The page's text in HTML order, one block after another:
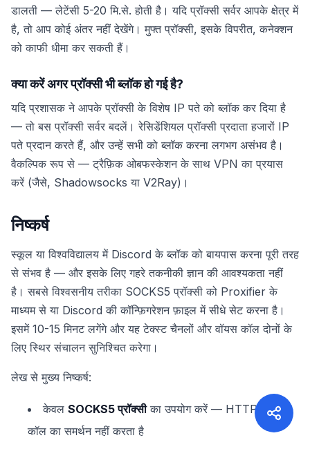
डालती — लेटेंसी 5-20 मि.से. होती है। यदि प्रॉक्सी सर्वर आपके क्षेत्र में
है, तो आप कोई अंतर नहीं देखेंगे। मुफ्त प्रॉक्सी, इसके विपरीत, कनेक्शन
को काफी धीमा कर सकती हैं।
क्या करें अगर प्रॉक्सी भी ब्लॉक हो गई है?
यदि प्रशासक ने आपके प्रॉक्सी के विशेष IP पते को ब्लॉक कर दिया है
— तो बस प्रॉक्सी सर्वर बदलें। रेसिडेंशियल प्रॉक्सी प्रदाता हजारों IP
पते प्रदान करते हैं, और उन्हें सभी को ब्लॉक करना लगभग असंभव है।
वैकल्पिक रूप से — ट्रैफ़िक ओबफस्केशन के साथ VPN का प्रयास
करें (जैसे, Shadowsocks या V2Ray)।
निष्कर्ष
स्कूल या विश्वविद्यालय में Discord के ब्लॉक को बायपास करना पूरी तरह
से संभव है — और इसके लिए गहरे तकनीकी ज्ञान की आवश्यकता नहीं
है। सबसे विश्वसनीय तरीका SOCKS5 प्रॉक्सी को Proxifier के
माध्यम से या Discord की कॉन्फ़िगरेशन फ़ाइल में सीधे सेट करना है।
इसमें 10-15 मिनट लगेंगे और यह टेक्स्ट चैनलों और वॉयस कॉल दोनों के
लिए स्थिर संचालन सुनिश्चित करेगा।
लेख से मुख्य निष्कर्ष:
केवल SOCKS5 प्रॉक्सीका उपयोग करें — HTTP वॉयस
कॉल का समर्थन नहीं करता है